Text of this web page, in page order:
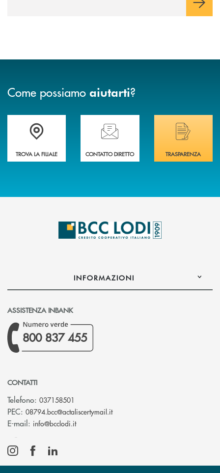
Come possiamo aiutarti?
Trova la filiale più vicina a Te
TROVA LA FILIALE
Hai bisogno di assistenza immediata?
CONTATTO DIRETTO
Hai bisogno di
TRASPARENZA
INFORMAZIONI
ASSISTENZA INBANK
800 837 455
CONTATTI
Telefono: 037158501
PEC: 08794.bcc@actaliscertymail.it(si apre l’app di posta
E-mail: info@bcclodi.it(si apre l’app di posta elettronica)